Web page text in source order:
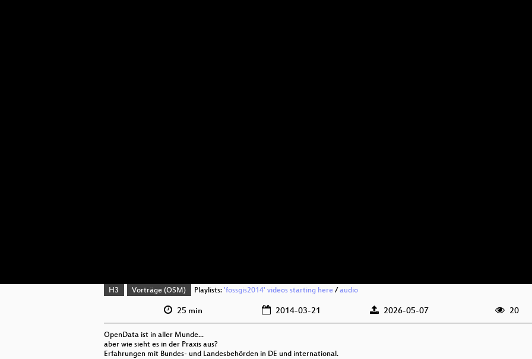
H3 Vorträge (OSM) Playlists: 'fossgis2014' videos starting here/ audio
25 min 2014-03-21 2026-05-07 20
OpenData ist in aller Munde...
aber wie sieht es in der Praxis aus?
Erfahrungen mit Bundes- und Landesbehörden in DE und international.